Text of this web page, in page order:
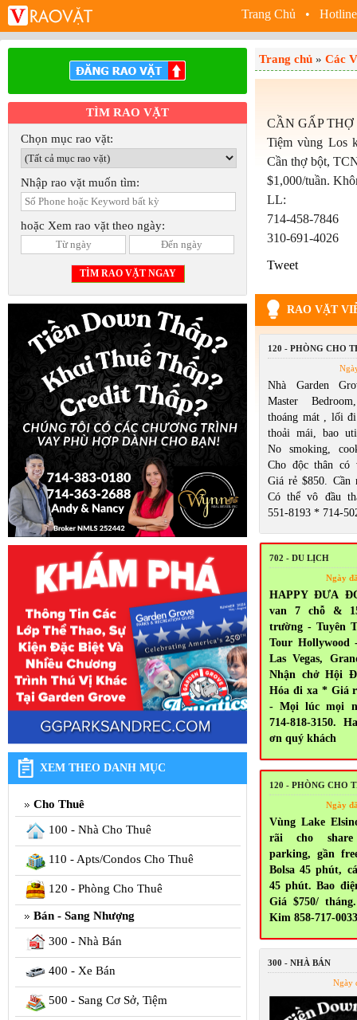
Trang Chủ •
TÌM RAO VẶT
Chọn mục rao vặt:
Nhập rao vặt muốn tìm:
hoặc Xem rao vặt theo ngày:
XEM THEO DANH MỤC
Cho Thuê
100 - Nhà Cho Thuê
110 - Apts/Condos Cho Thuê
120 - Phòng Cho Thuê
Bán - Sang Nhượng
300 - Nhà Bán
400 - Xe Bán
500 - Sang Cơ Sở, Tiệm
Trang chủ » Các
CẦN GẤP
Tiệm vùng Los
Cần thợ bột,
$1,000/tuần.
LL:
714-458-7846
310-691-4026
Tweet
RAO VẶT
120 - PHÒNG CHO
Nhà Garden
Master
thoáng mát , lối
thoải mái, bao
No smoking,
Cho độc thân có
Giá rẻ $850. Cần
Có thể vô đầu
551-8193 * 714-
702 - DU LỊCH
Ngày
HAPPY ĐƯA
van 7 chỗ &
trường - Tuyên
Tour Hollywood
Las Vegas,
Nhận chở Hội
Hóa đi xa * Giá
- Mọi lúc mọi
714-818-3150.
ơn quý khách
120 - PHÒNG CHO
Ngày
Vùng Lake
rãi cho
parking, gần
Bolsa 45 phút,
45 phút. Bao
Giá $750/
Kim 858-717-0033
300 - NHÀ BÁN
Ngày